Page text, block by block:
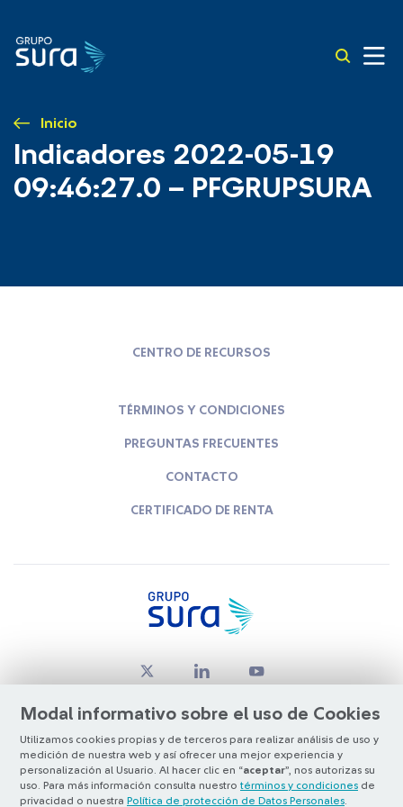
Inicio
Indicadores 2022-05-19
09:46:27.0 – PFGRUPSURA
Modal informativo sobre el uso de Cookies
Utilizamos cookies propias y de terceros para realizar análisis de uso y
medición de nuestra web y así ofrecer una mejor experiencia y
personalización al Usuario. Al hacer clic en “aceptar”, nos autorizas su
uso. Para más información consulta nuestro términos y condiciones de
privacidad o nuestra Política de protección de Datos Personales
CENTRO DE RECURSOS
TÉRMINOS Y CONDICIONES
PREGUNTAS FRECUENTES
CONTACTO
CERTIFICADO DE RENTA
© Copyright Grupo SURA 2026